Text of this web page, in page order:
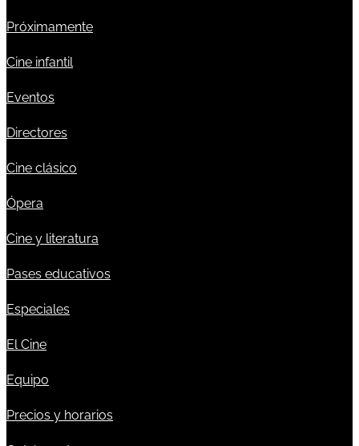
Próximamente
Cine infantil
Eventos
Directores
Cine clásico
Ópera
Cine y literatura
Pases educativos
Especiales
El Cine
Equipo
Precios y horarios